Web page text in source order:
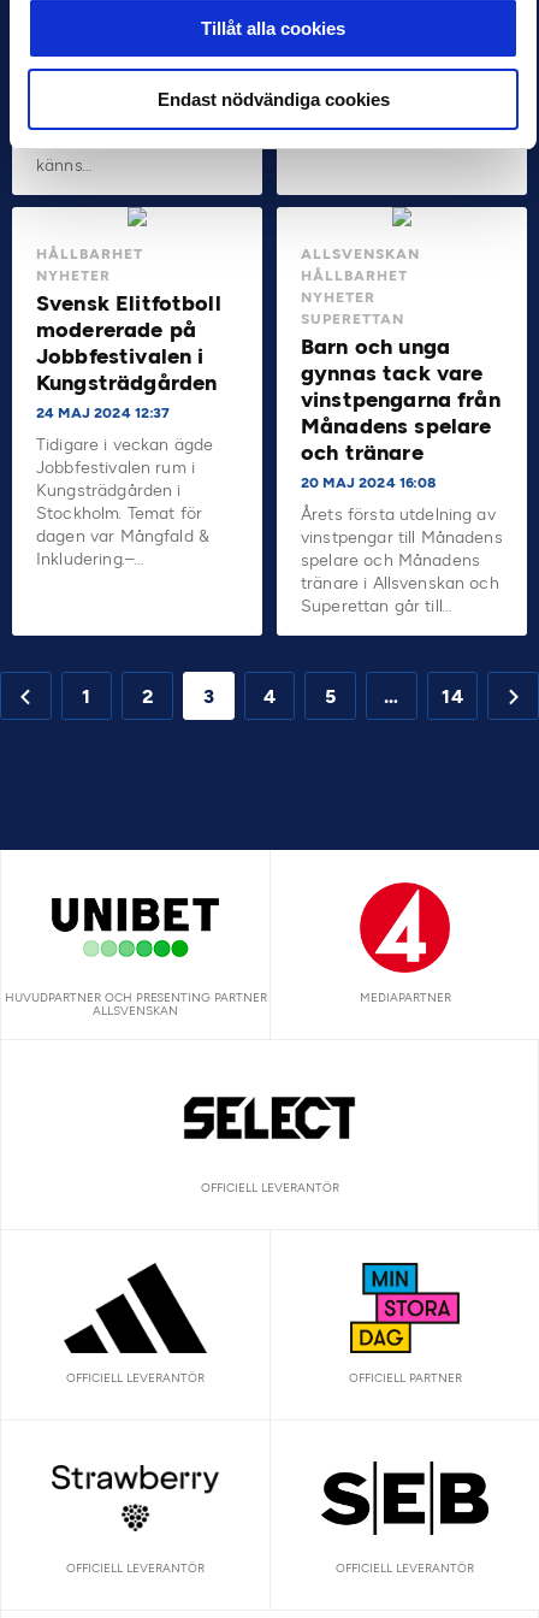
Tillåt alla cookies
Endast nödvändiga cookies
som en stor fotbollsplan.
Full av möjligheter och
känns…
panelsamtal på temat
”Ungdomarna, gängen
HÅLLBARHET
NYHETER
Svensk Elitfotboll
modererade på
Jobbfestivalen i
Kungsträdgården
24 MAJ 2024 12:37
Tidigare i veckan ägde
Jobbfestivalen rum i
Kungsträdgården i
Stockholm. Temat för
dagen var Mångfald &
Inkludering.–…
ALLSVENSKAN
HÅLLBARHET
NYHETER
SUPERETTAN
Barn och unga
gynnas tack vare
vinstpengarna från
Månadens spelare
och tränare
20 MAJ 2024 16:08
Årets första utdelning av
vinstpengar till Månadens
spelare och Månadens
tränare i Allsvenskan och
Superettan går till…
1 2 3 4 5 … 14
HUVUDPARTNER OCH PRESENTING PARTNER
ALLSVENSKAN
MEDIAPARTNER
OFFICIELL LEVERANTÖR
OFFICIELL LEVERANTÖR OFFICIELL PARTNER
OFFICIELL LEVERANTÖR OFFICIELL LEVERANTÖR